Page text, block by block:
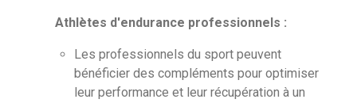
Athlètes d'endurance professionnels :
Les professionnels du sport peuvent
bénéficier des compléments pour optimiser
leur performance et leur récupération à un